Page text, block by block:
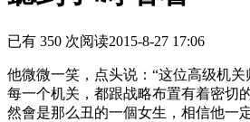
已有 350 次阅读2015-8-27 17:06
他微微一笑，点头说：“这位高级机
每一个机关，都跟战略布置有着密切
然會是那么丑的一個女生，相信他一